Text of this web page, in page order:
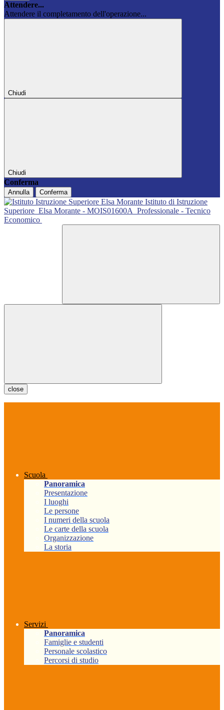
Attendere...
Attendere il completamento dell'operazione...
Chiudi
Chiudi
Conferma
Annulla Conferma
Istituto di Istruzione
Superiore Elsa Morante - MOIS01600A Professionale - Tecnico
Economico
close
Scuola
Panoramica
Presentazione
I luoghi
Le persone
I numeri della scuola
Le carte della scuola
Organizzazione
La storia
Servizi
Panoramica
Famiglie e studenti
Personale scolastico
Percorsi di studio